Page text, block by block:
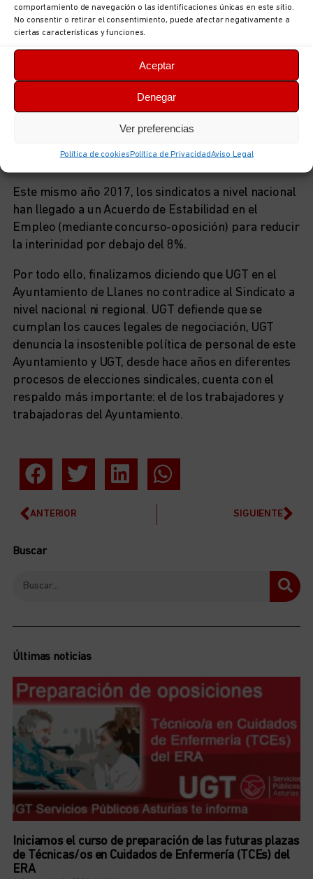
comportamiento de navegación o las identificaciones únicas en este sitio.
No consentir o retirar el consentimiento, puede afectar negativamente a
ciertas características y funciones.
Aceptar
Denegar
Ver preferencias
Política de cookies Política de PrivacidadAviso Legal
¿Es esto normal?. La política seguida por el equipo
de gobierno del Ayuntamiento de Llanes causa
La Ley 7/2007 (el Estatuto Básico del Empleado
Público) establece en su Disposición Transitoria 4ª,
la posibilidad de realizar procesos de consolidación
de empleo para aquellos trabajadores temporales o
anterioridad al 1 de enero de 2005.
Este mismo año 2017, los sindicatos a nivel nacional
han llegado a un Acuerdo de Estabilidad en el
Empleo (mediante concurso-oposición) para reducir
la interinidad por debajo del 8%.
Por todo ello, finalizamos diciendo que UGT en el
Ayuntamiento de Llanes no contradice al Sindicato a
nivel nacional ni regional. UGT defiende que se
cumplan los cauces legales de negociación, UGT
denuncia la insostenible política de personal de este
Ayuntamiento y UGT, desde hace años en diferentes
procesos de elecciones sindicales, cuenta con el
respaldo más importante: el de los trabajadores y
trabajadoras del Ayuntamiento.
ANTERIOR SIGUIENTE
Buscar
Últimas noticias
Iniciamos el curso de preparación de las futuras plazas
de Técnicas/os en Cuidados de Enfermería (TCEs) del
ERA